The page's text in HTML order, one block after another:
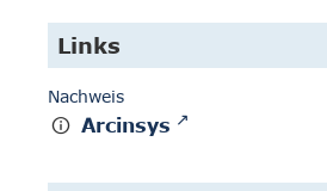
Links
Nachweis
Arcinsys